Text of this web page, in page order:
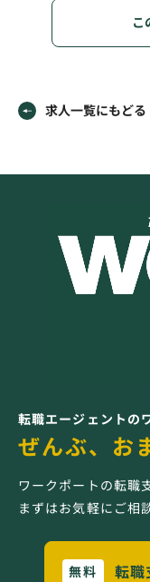
こ
求人一覧にもどる
転職エージェントの
ぜんぶ、お
ワークポートの転職
まずはお気軽にご相
無料 転職